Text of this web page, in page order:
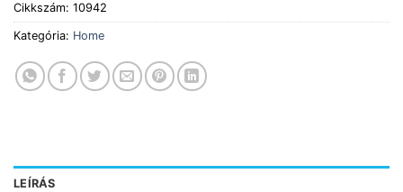
Cikkszám: 10942
Kategória: Home
LEÍRÁS